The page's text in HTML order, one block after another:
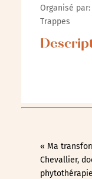
Organisé
Trappes
« Ma
Chevallier,